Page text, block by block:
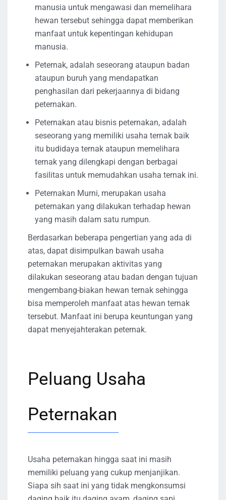
manusia untuk mengawasi dan memelihara
hewan tersebut sehingga dapat memberikan
manfaat untuk kepentingan kehidupan
manusia.
Peternak, adalah seseorang ataupun badan
ataupun buruh yang mendapatkan
penghasilan dari pekerjaannya di bidang
peternakan.
Peternakan atau bisnis peternakan, adalah
seseorang yang memiliki usaha ternak baik
itu budidaya ternak ataupun memelihara
ternak yang dilengkapi dengan berbagai
fasilitas untuk memudahkan usaha ternak ini.
Peternakan Murni, merupakan usaha
peternakan yang dilakukan terhadap hewan
yang masih dalam satu rumpun.
Berdasarkan beberapa pengertian yang ada di
atas, dapat disimpulkan bawah usaha
peternakan merupakan aktivitas yang
dilakukan seseorang atau badan dengan tujuan
mengembang-biakan hewan ternak sehingga
bisa memperoleh manfaat atas hewan ternak
tersebut. Manfaat ini berupa keuntungan yang
dapat menyejahterakan peternak.
Peluang Usaha
Peternakan
Usaha peternakan hingga saat ini masih
memiliki peluang yang cukup menjanjikan.
Siapa sih saat ini yang tidak mengkonsumsi